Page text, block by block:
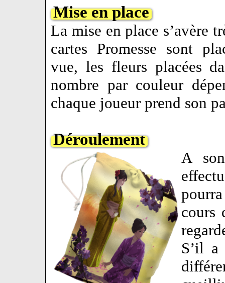
Mise en place
La mise en place s’avère
cartes Promesse sont
vue, les fleurs placées
nombre par couleur
chaque joueur prend son
Déroulement
A
cours
S’il